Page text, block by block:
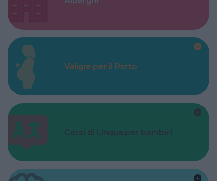
Valigie per il Parto
Corsi di Lingua per bambini